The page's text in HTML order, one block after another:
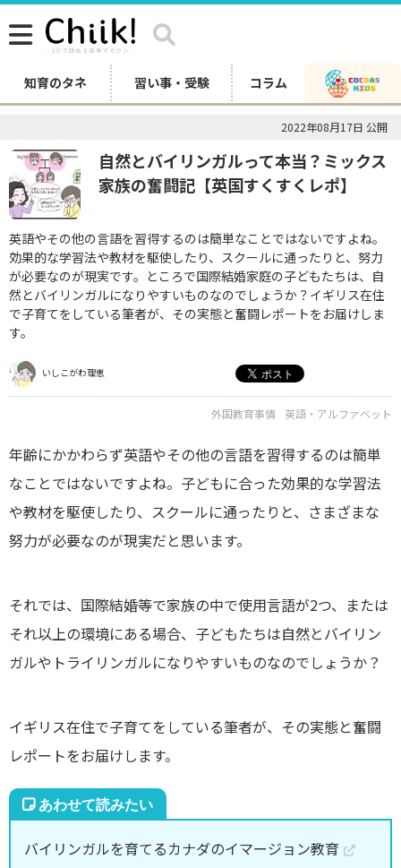
知育のタネ 習い事・受験 コラム
2022年08月17日 公開
自然とバイリンガルって本当？ミックス
家族の奮闘記【英国すくすくレポ】
英語やその他の言語を習得するのは簡単なことではないですよね。
効果的な学習法や教材を駆使したり、スクールに通ったりと、努力
が必要なのが現実です。ところで国際結婚家庭の子どもたちは、自
然とバイリンガルになりやすいものなのでしょうか？イギリス在住
で子育てをしている筆者が、その実態と奮闘レポートをお届けしま
す。
いしこがわ理恵
外国教育事情 英語・アルファベット
年齢にかかわらず英語やその他の言語を習得するのは簡単
なことではないですよね。子どもに合った効果的な学習法
や教材を駆使したり、スクールに通ったりと、さまざまな
努力が必要なのが現実だと思います。
それでは、国際結婚等で家族の中で使用言語が2つ、または
それ以上の環境にある場合、子どもたちは自然とバイリン
ガルやトライリンガルになりやすいものなのでしょうか？
イギリス在住で子育てをしている筆者が、その実態と奮闘
レポートをお届けします。
バイリンガルを育てるカナダのイマージョン教育